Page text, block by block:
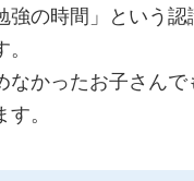
強の時間」という
かったお子さん
。